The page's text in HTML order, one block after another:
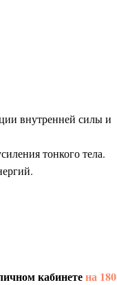
внутренней силы и
тонкого тела.
кабинетена 180